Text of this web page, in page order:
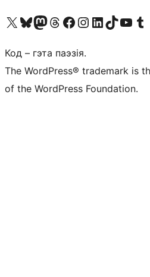
Наведайце наш акаўнт у X (былы Twitter)
Visit our Bluesky account
Visit our Mastodon account
Visit our Threads account
Наведаеце нашу старонку на Facebook
Наведайце наш Instagram
Наведайце нашу старонку ў LinkedIn
Visit our TikTok account
Наведайце наш YouTube
Visit
Код – гэта паэзія.
The WordPress® trademark is
of the WordPress Foundation.